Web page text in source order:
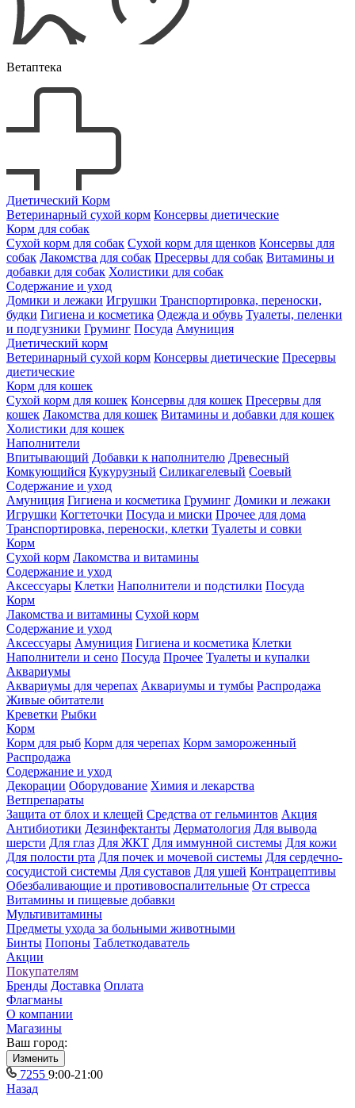
Ветаптека
Диетический Корм
Ветеринарный сухой корм Консервы диетические
Корм для собак
Сухой корм для собак Сухой корм для щенков Консервы для
собак Лакомства для собак Пресервы для собак Витамины и
добавки для собак Холистики для собак
Содержание и уход
Домики и лежаки Игрушки Транспортировка, переноски,
будки Гигиена и косметика Одежда и обувь Туалеты, пеленки
и подгузники Груминг Посуда Амуниция
Диетический корм
Ветеринарный сухой корм Консервы диетические Пресервы
диетические
Корм для кошек
Сухой корм для кошек Консервы для кошек Пресервы для
кошек Лакомства для кошек Витамины и добавки для кошек
Холистики для кошек
Наполнители
Впитывающий Добавки к наполнителю Древесный
Комкующийся Кукурузный Силикагелевый Соевый
Содержание и уход
Амуниция Гигиена и косметика Груминг Домики и лежаки
Игрушки Когтеточки Посуда и миски Прочее для дома
Транспортировка, переноски, клетки Туалеты и совки
Корм
Сухой корм Лакомства и витамины
Содержание и уход
Аксессуары Клетки Наполнители и подстилки Посуда
Корм
Лакомства и витамины Сухой корм
Содержание и уход
Аксессуары Амуниция Гигиена и косметика Клетки
Наполнители и сено Посуда Прочее Туалеты и купалки
Аквариумы
Аквариумы для черепах Аквариумы и тумбы Распродажа
Живые обитатели
Креветки Рыбки
Корм
Корм для рыб Корм для черепах Корм замороженный
Распродажа
Содержание и уход
Декорации Оборудование Химия и лекарства
Ветпрепараты
Защита от блох и клещей Средства от гельминтов Акция
Антибиотики Дезинфектанты Дерматология Для вывода
шерсти Для глаз Для ЖКТ Для иммунной системы Для кожи
Для полости рта Для почек и мочевой системы Для сердечно-
сосудистой системы Для суставов Для ушей Контрацептивы
Обезбаливающие и противовоспалительные От стресса
Витамины и пищевые добавки
Мультивитамины
Предметы ухода за больными животными
Бинты Попоны Таблеткодаватель
Акции
Покупателям
Бренды Доставка Оплата
Флагманы
О компании
Магазины
Ваш город:
Изменить
7255 9:00-21:00
Назад